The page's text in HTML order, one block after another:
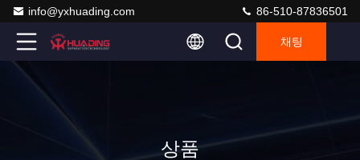
info@yxhuading.com 86-510-87836501
채팅
상품